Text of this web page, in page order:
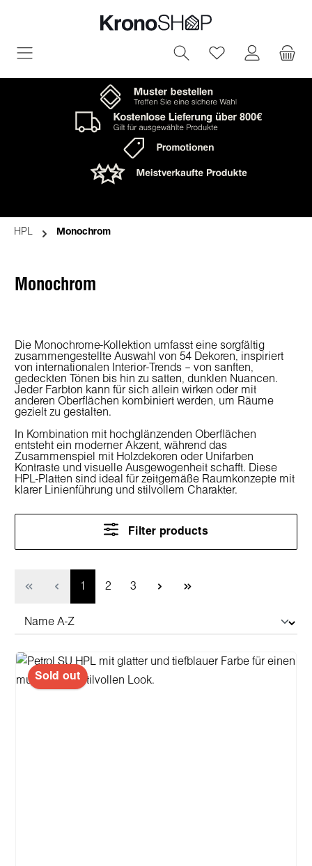
You have 0
HPL Monochrom
Monochrom
Die Monochrome-Kollektion umfasst eine sorgfältig
zusammengestellte Auswahl von 54 Dekoren, inspiriert
von internationalen Interior-Trends – von sanften,
gedeckten Tönen bis hin zu satten, dunklen Nuancen.
Jeder Farbton kann für sich allein wirken oder mit
anderen Oberflächen kombiniert werden, um Räume
gezielt zu gestalten.
In Kombination mit hochglänzenden Oberflächen
entsteht ein moderner Akzent, während das
Zusammenspiel mit Holzdekoren oder Unifarben
Kontraste und visuelle Ausgewogenheit schafft. Diese
HPL-Platten sind ideal für zeitgemäße Raumkonzepte mit
klarer Linienführung und stilvollem Charakter.
Filter products
Page
1 Page
2 Page
3
Sold out